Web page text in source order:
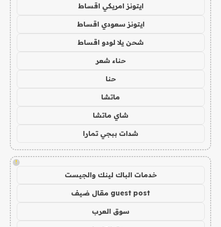
ايتونز امريكي اقساط
ايتونز سعودي اقساط
شحن يلا لودو اقساط
حناء شعر
حنا
ماتشا
شاي ماتشا
شدات ببجي تمارا
!
خدمات الباك لينك والجيست
guest post مقال ضيف
سوق العرب